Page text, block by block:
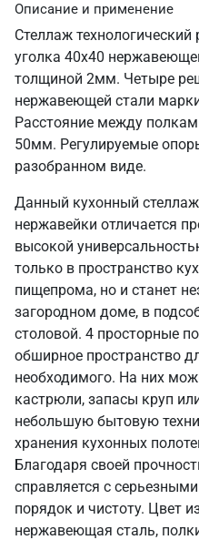
Описание и применение
Стеллаж
уголка 40х40
толщиной 2мм. Четыре
нержавеющей стали
Расстояние между
50мм. Регулируемые
разобранном виде.
Данный кухонный
нержавейки отличается
высокой
только в пространство
пищепрома, но и станет
загородном доме, в
столовой. 4 просторные
обширное пространство
необходимого. На них
кастрюли, запасы круп
небольшую бытовую
хранения кухонных
Благодаря своей
справляется с
порядок и чистоту. Цвет
нержавеющая сталь,